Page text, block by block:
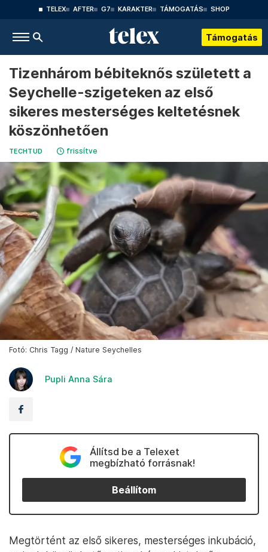
TELEX AFTER G7 KARAKTER TÁMOGATÁS SHOP
Támogatás
Tizenhárom bébiteknős született a
Seychelle-szigeteken az első
sikeres mesterséges keltetésnek
köszönhetően
TECHTUD frissítve
Fotó: Chris Tagg / Nature Seychelles
Pupli Anna Sára
Állítsd be a Telexet
megbízható forrásnak!
Beállítom
Megtörtént az első sikeres, mesterséges inkubáció,